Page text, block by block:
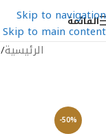
Skip to navigation
Skip to main content
القائمة
الرئيسية/
-50%